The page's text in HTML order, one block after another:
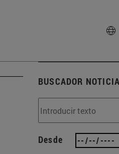
BUSCADOR
Desde